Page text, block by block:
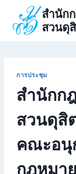
content
สำนัก
สวนดุ
การประชุม
สำนักก
สวนดุสิ
คณะอนุ
กฎหมา